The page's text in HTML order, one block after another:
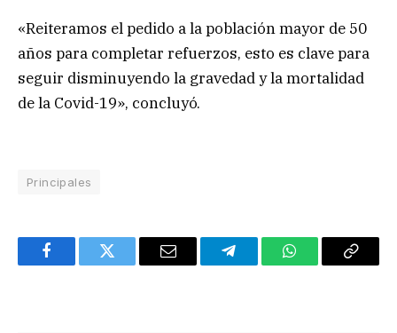
«Reiteramos el pedido a la población mayor de 50
años para completar refuerzos, esto es clave para
seguir disminuyendo la gravedad y la mortalidad
de la Covid-19», concluyó.
Principales
FacebookTwitter Email TelegramWhatsAppCopy